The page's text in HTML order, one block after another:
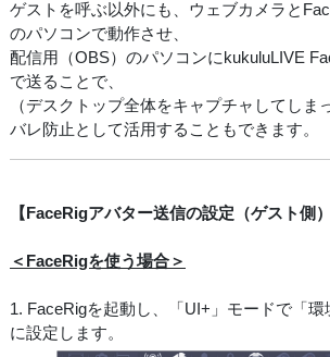
ゲストを呼ぶ以外にも、ウェブカメラと
のパソコンで動作させ、
配信用（OBS）のパソコンにkukuluLIVE
で送ることで、
（デスクトップ全体をキャプチャしてしま
バレ防止として活用することもできます。
【FaceRigアバター送信の設定（ゲスト側）
＜FaceRigを使う場合＞
1. FaceRigを起動し、「UI+」モードで「
に設定します。